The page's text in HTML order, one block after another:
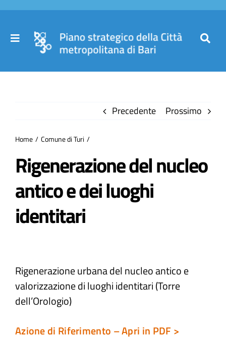
Salta
contenuto
Toggle
Partecipa
Comuni
Notizie
Precedente Prossimo
Home Comune di Turi
Rigenerazione del nucleo
antico e dei luoghi
identitari
Rigenerazione urbana del nucleo antico e
valorizzazione di luoghi identitari (Torre
dell’Orologio)
Azione di Riferimento – Apri in PDF >